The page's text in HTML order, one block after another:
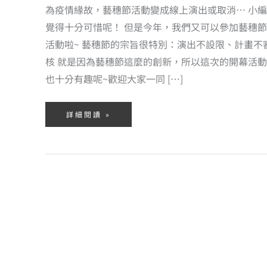
為疫情緣故，藝穗節活動變成線上演出或取消… 小編
覺得十分可惜呢！ 但是今年，我們又可以參加藝穗節
活動啦~ 藝穗節的宗旨很特別：演出不設限、計畫不
核 就是因為藝穗節這麼的創新，所以這次的開幕活動
也十分有趣呢~歡迎大家一同 […]
詳細閱讀 »